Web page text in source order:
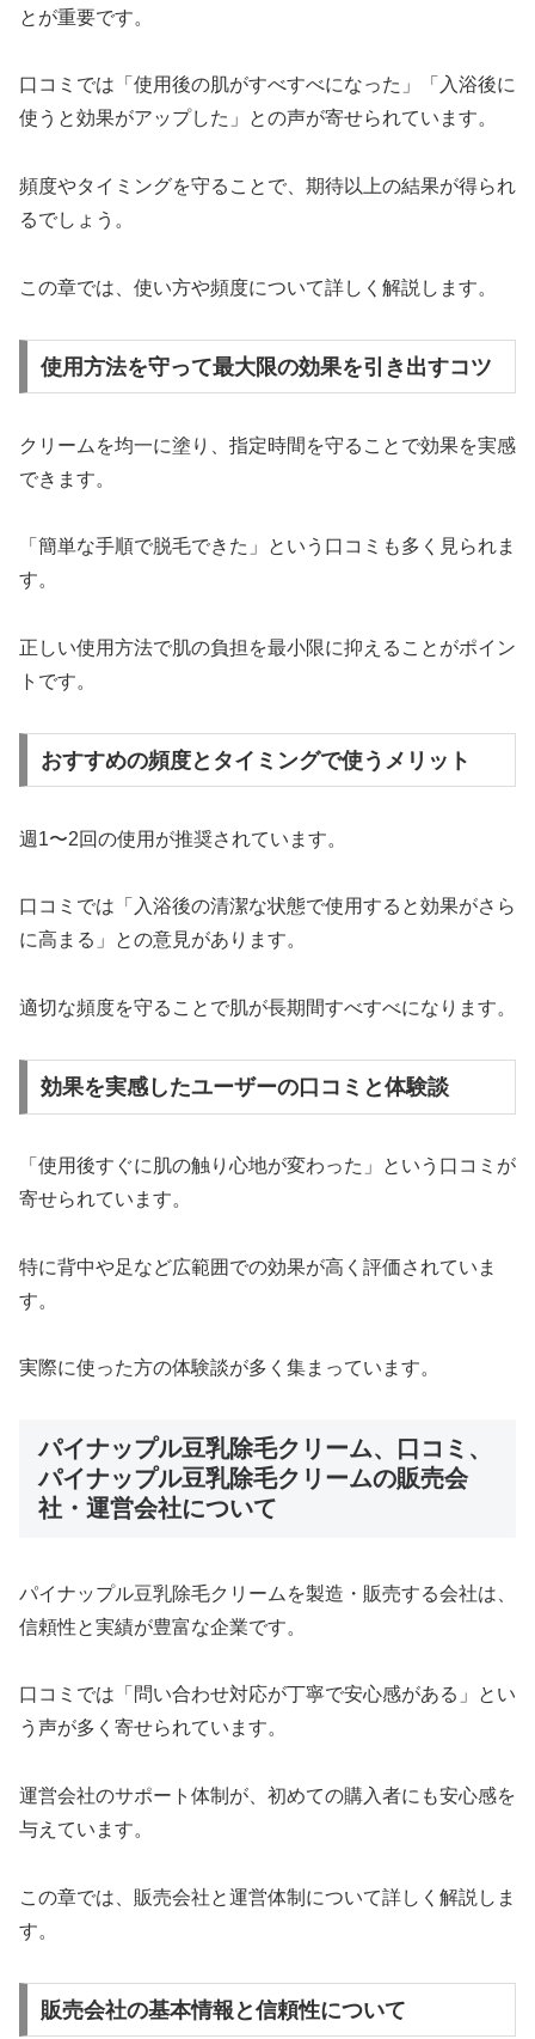
とが重要です。
口コミでは「使用後の肌がすべすべになった」「入浴後に
使うと効果がアップした」との声が寄せられています。
頻度やタイミングを守ることで、期待以上の結果が得られ
るでしょう。
この章では、使い方や頻度について詳しく解説します。
使用方法を守って最大限の効果を引き出すコツ
クリームを均一に塗り、指定時間を守ることで効果を実感
できます。
「簡単な手順で脱毛できた」という口コミも多く見られま
す。
正しい使用方法で肌の負担を最小限に抑えることがポイン
トです。
おすすめの頻度とタイミングで使うメリット
週1〜2回の使用が推奨されています。
口コミでは「入浴後の清潔な状態で使用すると効果がさら
に高まる」との意見があります。
適切な頻度を守ることで肌が長期間すべすべになります。
効果を実感したユーザーの口コミと体験談
「使用後すぐに肌の触り心地が変わった」という口コミが
寄せられています。
特に背中や足など広範囲での効果が高く評価されていま
す。
実際に使った方の体験談が多く集まっています。
パイナップル豆乳除毛クリーム、口コミ、
パイナップル豆乳除毛クリームの販売会
社・運営会社について
パイナップル豆乳除毛クリームを製造・販売する会社は、
信頼性と実績が豊富な企業です。
口コミでは「問い合わせ対応が丁寧で安心感がある」とい
う声が多く寄せられています。
運営会社のサポート体制が、初めての購入者にも安心感を
与えています。
この章では、販売会社と運営体制について詳しく解説しま
す。
販売会社の基本情報と信頼性について